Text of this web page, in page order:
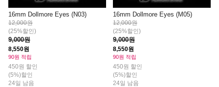
16mm Dollmore Eyes (N03)
12,000원
(25%할인)
9,000원
8,550원
90원 적립
450원 할인
(5%)할인
24일 남음
16mm Dollmore Eyes (M05)
12,000원
(25%할인)
9,000원
8,550원
90원 적립
450원 할인
(5%)할인
24일 남음